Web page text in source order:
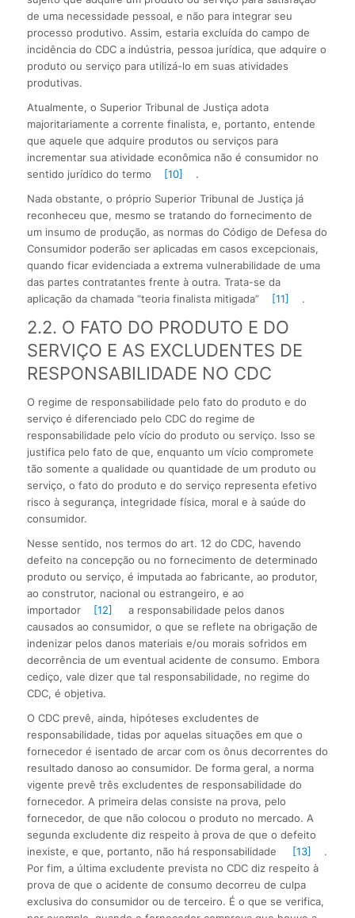
de uma necessidade pessoal, e não para integrar seu
processo produtivo. Assim, estaria excluída do campo de
incidência do CDC a indústria, pessoa jurídica, que adquire o
produto ou serviço para utilizá-lo em suas atividades
produtivas.
Atualmente, o Superior Tribunal de Justiça adota
majoritariamente a corrente finalista, e, portanto, entende
que aquele que adquire produtos ou serviços para
incrementar sua atividade econômica não é consumidor no
sentido jurídico do termo
[10]
.
Nada obstante, o próprio Superior Tribunal de Justiça já
reconheceu que, mesmo se tratando do fornecimento de
um insumo de produção, as normas do Código de Defesa do
Consumidor poderão ser aplicadas em casos excepcionais,
quando ficar evidenciada a extrema vulnerabilidade de uma
das partes contratantes frente à outra. Trata-se da
aplicação da chamada “teoria finalista mitigada”
[11] .
2.2. O FATO DO PRODUTO E DO
SERVIÇO E AS EXCLUDENTES DE
RESPONSABILIDADE NO CDC
O regime de responsabilidade pelo fato do produto e do
serviço é diferenciado pelo CDC do regime de
responsabilidade pelo vício do produto ou serviço. Isso se
justifica pelo fato de que, enquanto um vício compromete
tão somente a qualidade ou quantidade de um produto ou
serviço, o fato do produto e do serviço representa efetivo
risco à segurança, integridade física, moral e à saúde do
consumidor.
Nesse sentido, nos termos do art. 12 do CDC, havendo
defeito na concepção ou no fornecimento de determinado
produto ou serviço, é imputada ao fabricante, ao produtor,
ao construtor, nacional ou estrangeiro, e ao
importador
[12]
a responsabilidade pelos danos
causados ao consumidor, o que se reflete na obrigação de
indenizar pelos danos materiais e/ou morais sofridos em
decorrência de um eventual acidente de consumo. Embora
cediço, vale dizer que tal responsabilidade, no regime do
CDC, é objetiva.
O CDC prevê, ainda, hipóteses excludentes de
responsabilidade, tidas por aquelas situações em que o
fornecedor é isentado de arcar com os ônus decorrentes do
resultado danoso ao consumidor. De forma geral, a norma
vigente prevê três excludentes de responsabilidade do
fornecedor. A primeira delas consiste na prova, pelo
fornecedor, de que não colocou o produto no mercado. A
segunda excludente diz respeito à prova de que o defeito
inexiste, e que, portanto, não há responsabilidade
[13]
.
Por fim, a última excludente prevista no CDC diz respeito à
prova de que o acidente de consumo decorreu de culpa
exclusiva do consumidor ou de terceiro. É o que se verifica,